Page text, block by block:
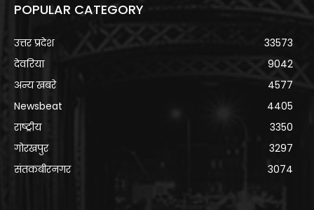
POPULAR CATEGORY
उत्तर प्रदेश
33573
देवरिया
9042
अन्य खबरे
4577
Newsbeat
4405
राष्ट्रीय
3350
गोरखपुर
3297
संतकबीरनगर
3074